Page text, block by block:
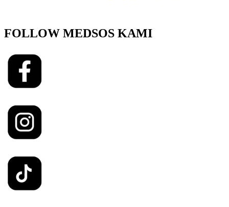
FOLLOW MEDSOS KAMI